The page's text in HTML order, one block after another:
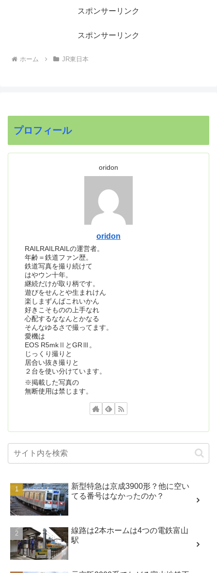
スポンサーリンク
スポンサーリンク
ホーム JR東日本
プロフィール
oridon
oridon
RAILRAILRAILの運営者。
年齢＝鉄道ファン歴。
鉄道写真を撮り続けて
はやウン十年。
継続だけが取り柄です。
遊びをせんとや生まれけん
楽しまずんばこれいかん
好きこそものの上手なれ
心配するななんとかなる
そんなゆるさで撮ってます。
愛機は
EOS R5mkⅡとGRⅢ。
じっくり撮りと
居合い抜き撮りと
２台を使い分けています。
※掲載した写真の
無断使用は禁じます。
新型特急は京成3900形？他に空い
てる番号はなかったのか？
線路は2本ホームは4つの電鉄富山
駅